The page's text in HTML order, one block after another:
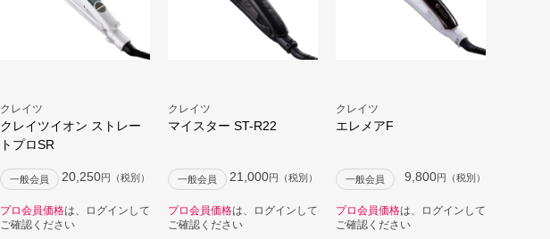
クレイツ
クレイツイオン ストレー
トプロSR
一般会員 20,250円（税別）
プロ会員価格は、ログインして
ご確認ください
クレイツ
マイスター ST-R22
一般会員 21,000円（税別）
プロ会員価格は、ログインして
ご確認ください
クレイツ
エレメアF
一般会員 9,800円（税別）
プロ会員価格は、ログインして
ご確認ください